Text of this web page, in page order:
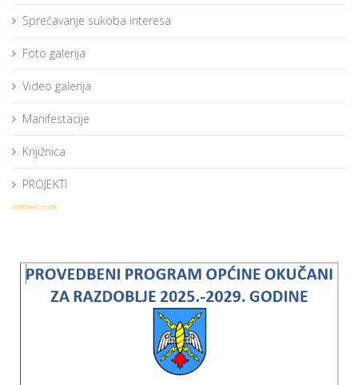
Sprečavanje sukoba interesa
Foto galerija
Video galerija
Manifestacije
Knjižnica
PROJEKTI
norrnext.com